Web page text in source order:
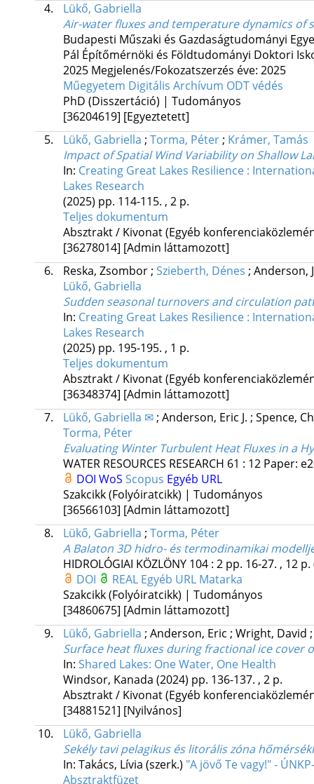
4.
Lükő, Gabriella
Air-water fluxes and temperature dynamics of
Budapesti Műszaki és Gazdaságtudományi
Pál Építőmérnöki és Földtudományi Doktori
2025 Megjelenés/Fokozatszerzés éve: 2025
Műegyetem Digitális Archívum ODT védés
PhD (Disszertáció) | Tudományos
[36204619] [Egyeztetett]
5.
Lükő, Gabriella ; Torma, Péter; Krámer, Tamás
Impact of Spatial Wind Variability on Shallow
In: Creating Great Lakes Resilience :
Lakes Research
(2025) pp. 114-115. , 2 p.
Teljes dokumentum
Absztrakt / Kivonat (Egyéb
[36278014] [Admin láttamozott]
6.
Reska, Zsombor; Szieberth, Dénes ; Anderson,
Lükő, Gabriella
Sudden seasonal turnovers and circulation
In: Creating Great Lakes Resilience :
Lakes Research
(2025) pp. 195-195. , 1 p.
Teljes dokumentum
Absztrakt / Kivonat (Egyéb
[36348374] [Admin láttamozott]
7.
Lükő, Gabriella ✉; Anderson, Eric J. ; Spence,
Torma, Péter
Evaluating Winter Turbulent Heat Fluxes in a
WATER RESOURCES RESEARCH 61 : 12 Paper:
DOI WoS Scopus Egyéb URL
Szakcikk (Folyóiratcikk) | Tudományos
[36566103] [Admin láttamozott]
8.
Lükő, Gabriella ; Torma, Péter
A Balaton 3D hidro- és termodinamikai
HIDROLÓGIAI KÖZLÖNY 104: 2 pp. 16-27. , 12 p.
DOI
REAL Egyéb URL Matarka
Szakcikk (Folyóiratcikk) | Tudományos
[34860675] [Admin láttamozott]
9.
Lükő, Gabriella ; Anderson, Eric ; Wright, David
Surface heat fluxes during fractional ice cover
In: Shared Lakes: One Water, One Health
Windsor, Kanada (2024) pp. 136-137. , 2 p.
Absztrakt / Kivonat (Egyéb
[34881521] [Nyilvános]
10.
Lükő, Gabriella
Sekély tavi pelagikus és litorális zóna
In: Takács, Lívia (szerk.) "A jövő Te vagy!" -
Absztraktfüzet